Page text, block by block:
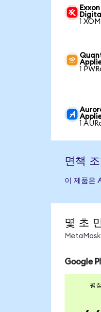
1
1
1
면책
이 제품은
몇 초
Google
평점